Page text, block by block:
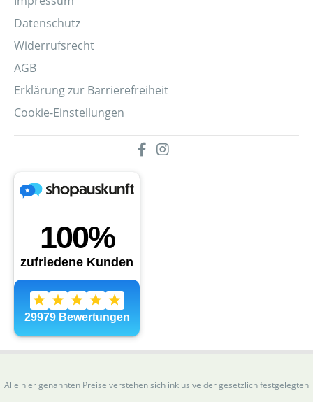
Datenschutz
Widerrufsrecht
AGB
Erklärung zur Barrierefreiheit
Cookie-Einstellungen
Alle hier genannten Preise verstehen sich inklusive der gesetzlich festgelegten